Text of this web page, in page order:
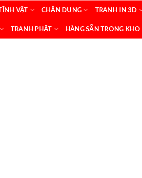
VẬT CHÂN DUNG TRANH IN 3D
TRANH PHẬT HÀNG SẴN TRONG KHO